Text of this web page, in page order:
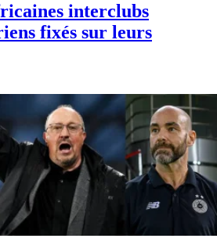
interclubs
fixés sur leurs